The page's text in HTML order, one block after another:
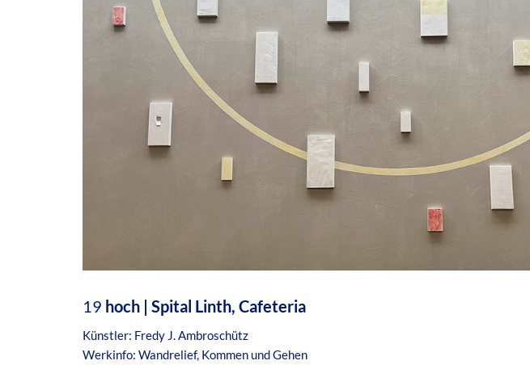
19 hoch | Spital Linth, Cafeteria
Künstler: Fredy J. Ambroschütz
Werkinfo: Wandrelief, Kommen und Gehen